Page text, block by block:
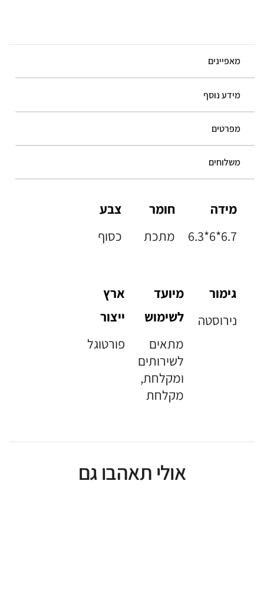
מאפיינים
מידע נוסף
מפרטים
משלוחים
מידה
6.3*6*6.7
חומר
מתכת
צבע
כסוף
גימור
נירוסטה
מיועד
לשימוש
מתאים
לשירותים
ומקלחת,
מקלחת
ארץ
ייצור
פורטוגל
אולי תאהבו גם